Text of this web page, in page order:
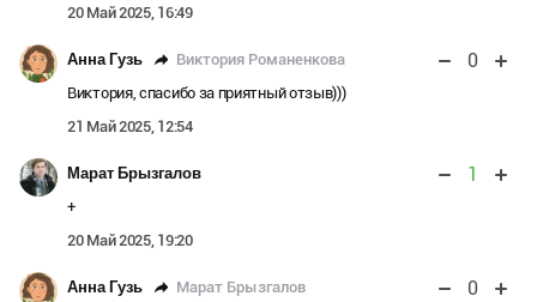
20 Май 2025, 16:49
Анна Гузь Виктория Романенкова 0
Виктория, спасибо за приятный отзыв)))
21 Май 2025, 12:54
Марат Брызгалов 1
+
20 Май 2025, 19:20
Анна Гузь Марат Брызгалов 0